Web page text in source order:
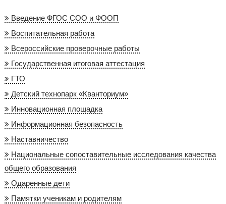
Введение ФГОС СОО и ФООП
Воспитательная работа
Всероссийские проверочные работы
Государственная итоговая аттестация
ГТО
Детский технопарк «Кванториум»
Инновационная площадка
Информационная безопасность
Наставничество
Национальные сопоставительные исследования качества
общего образования
Одаренные дети
Памятки ученикам и родителям